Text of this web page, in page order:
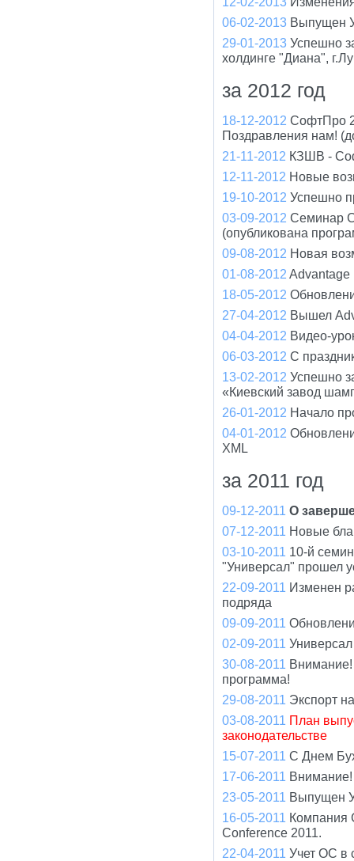
06-02-2013 Выпущен
29-01-2013 Успешно
холдинге "Диана",
за 2012 год
18-12-2012 СофтПро
Поздравления нам!
21-11-2012 КЗШВ -
12-11-2012 Новые
19-10-2012 Успешно
03-09-2012 Семинар
(опубликована
09-08-2012 Новая
01-08-2012
18-05-2012
27-04-2012 Вышел
04-04-2012 Видео-
06-03-2012 С
13-02-2012 Успешно
«Киевский завод
26-01-2012 Начало
04-01-2012
XML
за 2011 год
09-12-2011 О
07-12-2011 Новые
03-10-2011 10-й
"Универсал" прошел
22-09-2011 Изменен
подряда
09-09-2011
02-09-2011
30-08-2011
программа!
29-08-2011 Экспорт
03-08-2011 План
законодательстве
15-07-2011 С Днем
17-06-2011
23-05-2011 Выпущен
16-05-2011 Компания
Conference 2011.
22-04-2011 Учет ОС в